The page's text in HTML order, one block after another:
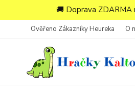
🚚 Doprava ZDARMA
Ověřeno Zákazníky Heureka O